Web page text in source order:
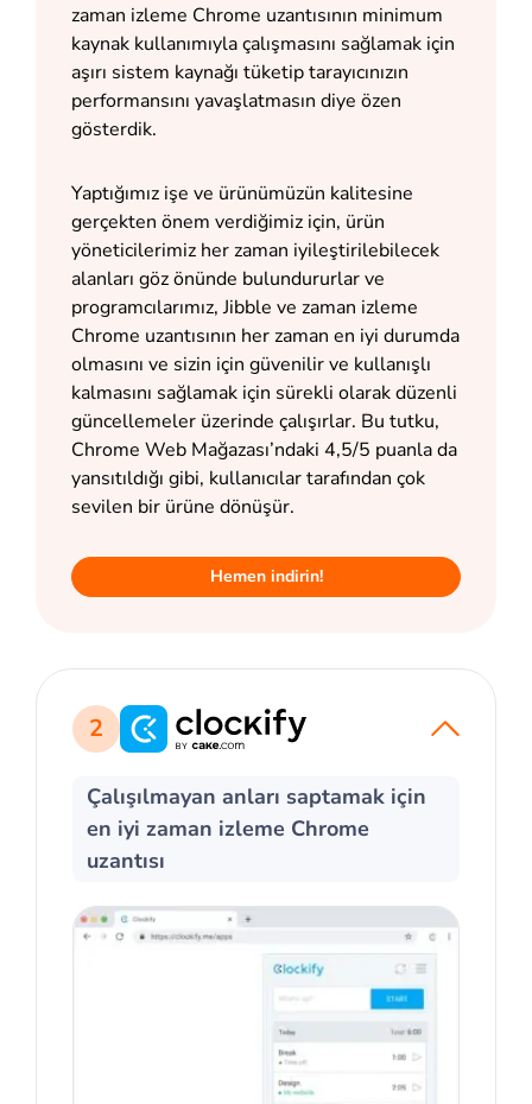
zaman izleme Chrome uzantısının minimum
kaynak kullanımıyla çalışmasını sağlamak için
aşırı sistem kaynağı tüketip tarayıcınızın
performansını yavaşlatmasın diye özen
gösterdik.
Yaptığımız işe ve ürünümüzün kalitesine
gerçekten önem verdiğimiz için, ürün
yöneticilerimiz her zaman iyileştirilebilecek
alanları göz önünde bulundururlar ve
programcılarımız, Jibble ve zaman izleme
Chrome uzantısının her zaman en iyi durumda
olmasını ve sizin için güvenilir ve kullanışlı
kalmasını sağlamak için sürekli olarak düzenli
güncellemeler üzerinde çalışırlar. Bu tutku,
Chrome Web Mağazası’ndaki 4,5/5 puanla da
yansıtıldığı gibi, kullanıcılar tarafından çok
sevilen bir ürüne dönüşür.
Hemen indirin!
2
Çalışılmayan anları saptamak için
en iyi zaman izleme Chrome
uzantısı